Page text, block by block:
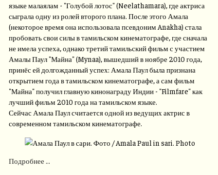
языке малаялам - "Голубой лотос" (Neelathamara), где актриса
сыграла одну из ролей второго плана. После этого Амала
(некоторое время она использовала псевдоним Anakha) стала
пробовать свои силы в тамильском кинематографе, где сначала
не имела успеха, однако третий тамильский фильм с участием
Амалы Паул "Майна" (Mynaa), вышедший в ноябре 2010 года,
принёс ей долгожданный успех: Амала Паул была признана
открытием года в тамильском кинематографе, а сам фильм
"Майна" получил главную кинонаграду Индии - "Filmfare" как
лучший фильм 2010 года на тамильском языке.
Сейчас Амала Паул считается одной из ведущих актрис в
современном тамильском кинематографе.
Подробнее ...